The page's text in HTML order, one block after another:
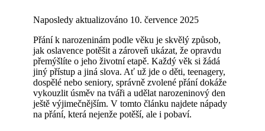
Naposledy aktualizováno 10. července 2025
Přání k narozeninám podle věku je skvělý způsob,
jak oslavence potěšit a zároveň ukázat, že opravdu
přemýšlíte o jeho životní etapě. Každý věk si žádá
jiný přístup a jiná slova. Ať už jde o děti, teenagery,
dospělé nebo seniory, správně zvolené přání dokáže
vykouzlit úsměv na tváři a udělat narozeninový den
ještě výjimečnějším. V tomto článku najdete nápady
na přání, která nejenže potěší, ale i pobaví.